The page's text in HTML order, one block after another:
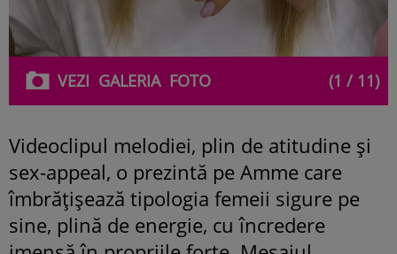
VEZI GALERIAFOTO (1 / 11)
Videoclipul melodiei, plin de atitudine și
sex-appeal, o prezintă pe Amme care
îmbrățișează tipologia femeii sigure pe
sine, plină de energie, cu încredere